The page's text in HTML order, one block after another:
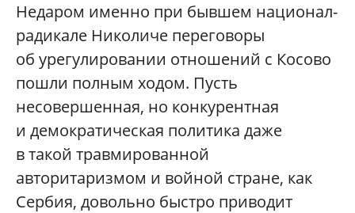
Недаром именно при бывшем национал-
радикале Николиче переговоры
об урегулировании отношений с Косово
пошли полным ходом. Пусть
несовершенная, но конкурентная
и демократическая политика даже
в такой травмированной
авторитаризмом и войной стране, как
Сербия, довольно быстро приводит